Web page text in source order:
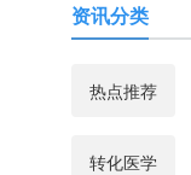
资讯分类
热点推荐
转化医学